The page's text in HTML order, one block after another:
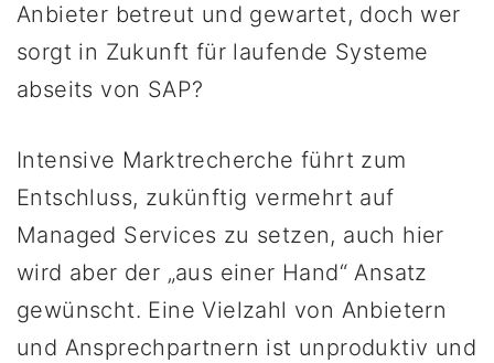
Anbieter betreut und gewartet, doch wer
sorgt in Zukunft für laufende Systeme
abseits von SAP?
Intensive Marktrecherche führt zum
Entschluss, zukünftig vermehrt auf
Managed Services zu setzen, auch hier
wird aber der „aus einer Hand“ Ansatz
gewünscht. Eine Vielzahl von Anbietern
und Ansprechpartnern ist unproduktiv und